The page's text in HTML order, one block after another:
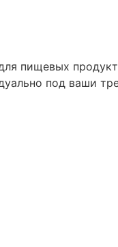
пищевых
под ваши